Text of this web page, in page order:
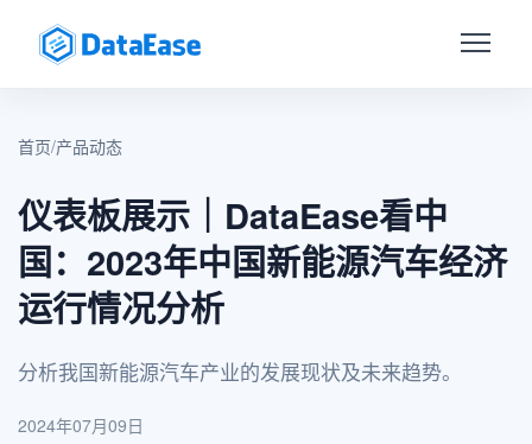
首页/产品动态
仪表板展示｜DataEase看中
国：2023年中国新能源汽车经济
运行情况分析
分析我国新能源汽车产业的发展现状及未来趋势。
2024年07月09日